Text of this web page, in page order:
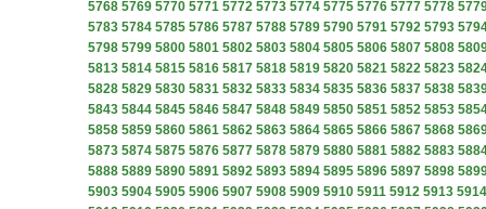
5768 5769 5770 5771 5772 5773 5774 5775 5776 5777 5778
5783 5784 5785 5786 5787 5788 5789 5790 5791 5792 5793
5798 5799 5800 5801 5802 5803 5804 5805 5806 5807 5808
5813 5814 5815 5816 5817 5818 5819 5820 5821 5822 5823
5828 5829 5830 5831 5832 5833 5834 5835 5836 5837 5838
5843 5844 5845 5846 5847 5848 5849 5850 5851 5852 5853
5858 5859 5860 5861 5862 5863 5864 5865 5866 5867 5868
5873 5874 5875 5876 5877 5878 5879 5880 5881 5882 5883
5888 5889 5890 5891 5892 5893 5894 5895 5896 5897 5898
5903 5904 5905 5906 5907 5908 5909 5910 5911 5912 5913 5914